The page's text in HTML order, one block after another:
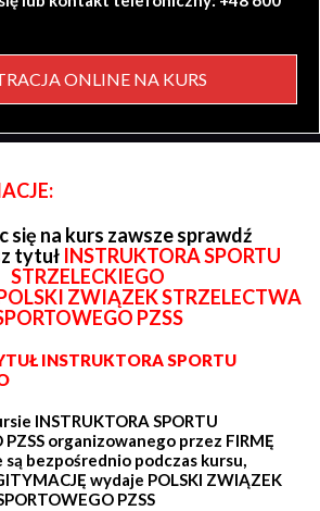
ONLINE NA KURS
się na kurs zawsze sprawdź
tytuł INSTRUKTORA SPORTU
STRZELECKIEGO
ZWIĄZEK STRZELECTWA
PZSS
INSTRUKTORA SPORTU
INSTRUKTORA SPORTU
PZSS organizowanego przez FIRMĘ
są bezpośrednio podczas kursu,
wydaje POLSKI ZWIĄZEK
PZSS